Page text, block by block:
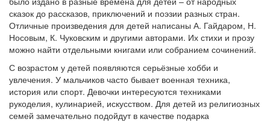
сказок до рассказов, приключений и поэзии разных стран.
Отличные произведения для детей написаны А. Гайдаром, Н.
Носовым, К. Чуковским и другими авторами. Их стихи и прозу
можно найти отдельными книгами или собранием сочинений.
С возрастом у детей появляются серьёзные хобби и
увлечения. У мальчиков часто бывает военная техника,
история или спорт. Девочки интересуются техниками
рукоделия, кулинарией, искусством. Для детей из религиозных
семей замечательно подойдут в качестве подарка